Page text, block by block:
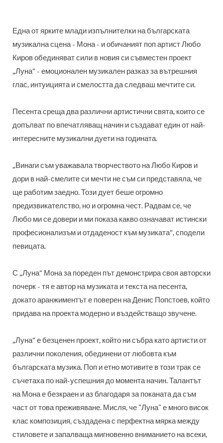
Една от ярките млади изпълнителки на българската
музикална сцена - Мона - и обичаният поп артист Любо
Киров обединяват сили в новия си съвместен проект
„Луна“ - емоционален музикален разказ за вътрешния
глас, интуицията и смелостта да следваш мечтите си.
Песента среща два различни артистични свята, които се
допълват по впечатляващ начин и създават един от най-
интересните музикални дуети на годината.
„Винаги съм уважавала творчеството на Любо Киров и
дори в най-смелите си мечти не съм си представяла, че
ще работим заедно. Този дует беше огромно
предизвикателство, но и огромна чест. Радвам се, че
Любо ми се довери и ми показа какво означават истински
професионализъм и отдаденост към музиката“, сподели
певицата.
С „Луна“ Мона за пореден път демонстрира своя авторски
почерк - тя е автор на музиката и текста на песента,
докато аранжиментът е поверен на Денис Попстоев, който
придава на проекта модерно и въздействащо звучене.
„Луна“ е безценен проект, който ни събра като артисти от
различни поколения, обединени от любовта към
българската музика. Поп и етно мотивите в този трак се
съчетаха по най-успешния до момента начин. Талантът
на Мона е безкраен и аз благодаря за поканата да съм
част от това преживяване. Мисля, че "Луна" е много висок
клас композиция, създадена с перфектна мярка между
стиловете и запалваща мигновенно вниманието на всеки,